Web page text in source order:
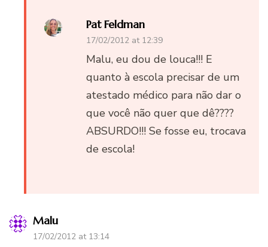
Pat Feldman
17/02/2012 at 12:39
Malu, eu dou de louca!!! E
quanto à escola precisar de um
atestado médico para não dar o
que você não quer que dê????
ABSURDO!!! Se fosse eu, trocava
de escola!
Malu
17/02/2012 at 13:14